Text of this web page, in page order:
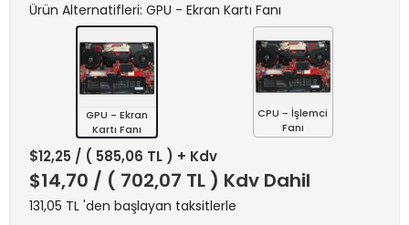
Ürün Alternatifleri: GPU - Ekran Kartı Fanı
GPU - Ekran
Kartı Fanı
CPU - İşlemci
Fanı
$12,25 / ( 585,06 TL ) + Kdv
$14,70 / ( 702,07 TL ) Kdv Dahil
131,05 TL 'den başlayan taksitlerle